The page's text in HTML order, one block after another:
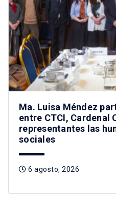
Ma. Luisa Méndez
entre CTCI, Cardenal
representantes las
sociales
6 agosto, 2026